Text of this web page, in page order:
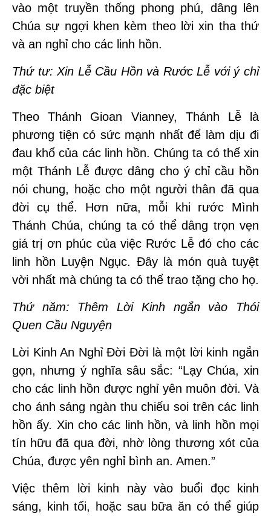
vào một truyền thống phong phú, dâng lên
Chúa sự ngợi khen kèm theo lời xin tha thứ
và an nghỉ cho các linh hồn.
Thứ tư: Xin Lễ Cầu Hồn và Rước Lễ với ý chỉ
đặc biệt
Theo Thánh Gioan Vianney, Thánh Lễ là
phương tiện có sức mạnh nhất để làm dịu đi
đau khổ của các linh hồn. Chúng ta có thể xin
một Thánh Lễ được dâng cho ý chỉ cầu hồn
nói chung, hoặc cho một người thân đã qua
đời cụ thể. Hơn nữa, mỗi khi rước Mình
Thánh Chúa, chúng ta có thể dâng trọn vẹn
giá trị ơn phúc của việc Rước Lễ đó cho các
linh hồn Luyện Ngục. Đây là món quà tuyệt
vời nhất mà chúng ta có thể trao tặng cho họ.
Thứ năm: Thêm Lời Kinh ngắn vào Thói
Quen Cầu Nguyện
Lời Kinh An Nghỉ Đời Đời là một lời kinh ngắn
gọn, nhưng ý nghĩa sâu sắc: “Lạy Chúa, xin
cho các linh hồn được nghỉ yên muôn đời. Và
cho ánh sáng ngàn thu chiếu soi trên các linh
hồn ấy. Xin cho các linh hồn, và linh hồn mọi
tín hữu đã qua đời, nhờ lòng thương xót của
Chúa, được yên nghỉ bình an. Amen.”
Việc thêm lời kinh này vào buổi đọc kinh
sáng, kinh tối, hoặc sau bữa ăn có thể giúp